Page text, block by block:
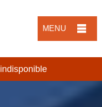
MENU
indisponible